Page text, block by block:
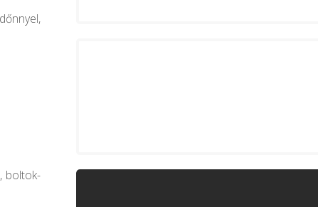
boltok-